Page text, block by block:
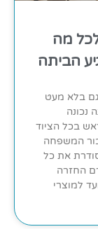
מה
הביתה
גם בלא מעט
נכונה
בכל הציוד
המשפחה
את כל
החזרה
למוצרי